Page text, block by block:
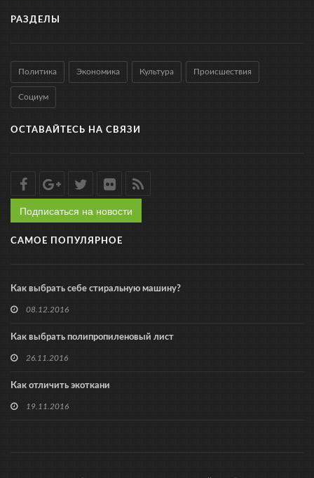
РАЗДЕЛЫ
Политика Экономика Культура Происшествия
Социум
ОСТАВАЙТЕСЬ НА СВЯЗИ
Подписаться на новости
САМОЕ ПОПУЛЯРНОЕ
Как выбрать себе стиральную машину?
08.12.2016
Как выбрать полипропиленовый лист
26.11.2016
Как отличить экоткани
19.11.2016